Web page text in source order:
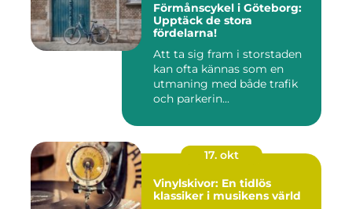
Förmånscykel i Göteborg:
Upptäck de stora
fördelarna!
Att ta sig fram i storstaden
kan ofta kännas som en
utmaning med både trafik
och parkerin...
17. okt
Vinylskivor: En tidlös
klassiker i musikens värld